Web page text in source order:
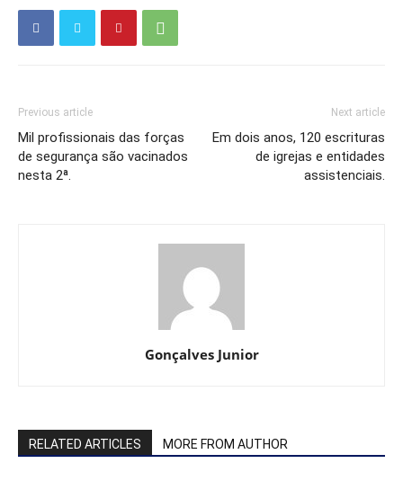
Previous article
Mil profissionais das forças
de segurança são vacinados
nesta 2ª.
Next article
Em dois anos, 120 escrituras
de igrejas e entidades
assistenciais.
Gonçalves Junior
RELATED ARTICLES MORE FROM AUTHOR